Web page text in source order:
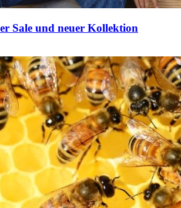
Sale und neuer Kollektion